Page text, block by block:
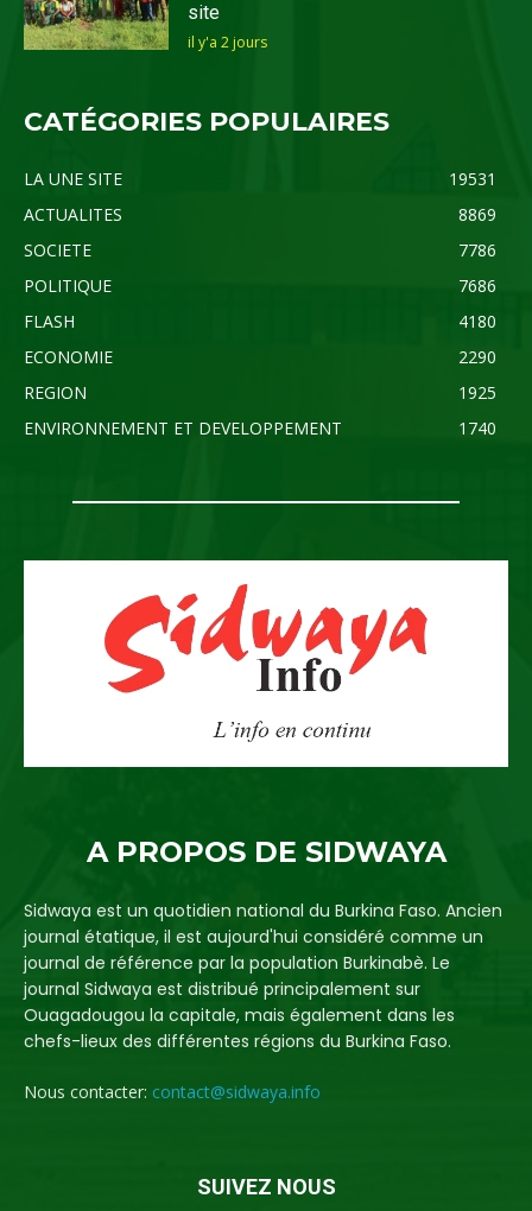
site
il y'a 2 jours
CATÉGORIES POPULAIRES
LA UNE SITE
19531
ACTUALITES
8869
SOCIETE
7786
POLITIQUE
7686
FLASH
4180
ECONOMIE
2290
REGION
1925
ENVIRONNEMENT ET DEVELOPPEMENT
1740
A PROPOS DE SIDWAYA
Sidwaya est un quotidien national du Burkina Faso. Ancien
journal étatique, il est aujourd'hui considéré comme un
journal de référence par la population Burkinabè. Le
journal Sidwaya est distribué principalement sur
Ouagadougou la capitale, mais également dans les
chefs-lieux des différentes régions du Burkina Faso.
Nous contacter: contact@sidwaya.info
SUIVEZ NOUS